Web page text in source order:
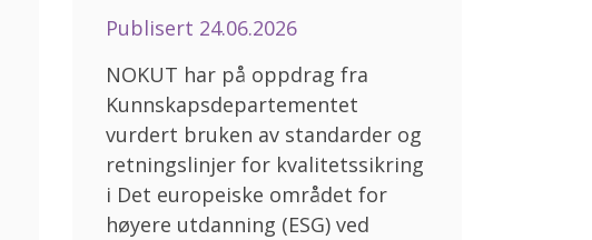
Publisert 24.06.2026
NOKUT har på oppdrag fra
Kunnskapsdepartementet
vurdert bruken av standarder og
retningslinjer for kvalitetssikring
i Det europeiske området for
høyere utdanning (ESG) ved